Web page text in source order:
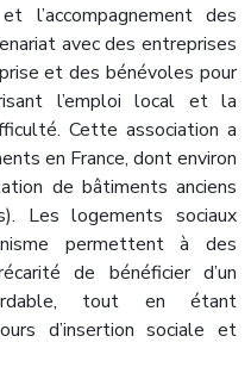
l’accompagnement des
avec des entreprises
et des bénévoles pour
l’emploi local et la
Cette association a
en France, dont environ
de bâtiments anciens
Les logements sociaux
permettent à des
de bénéficier d’un
tout en étant
d’insertion sociale et